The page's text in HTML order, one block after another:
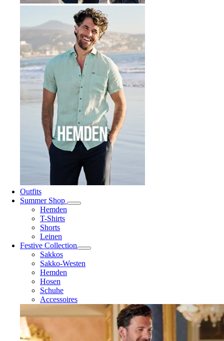
Outfits
Summer Shop
Hemden
T-Shirts
Shorts
Leinen
Festive Collection
Sakkos
Sakko-Westen
Hemden
Hosen
Schuhe
Accessoires